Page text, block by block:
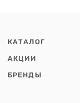
КАТАЛОГ
АКЦИИ
БРЕНДЫ